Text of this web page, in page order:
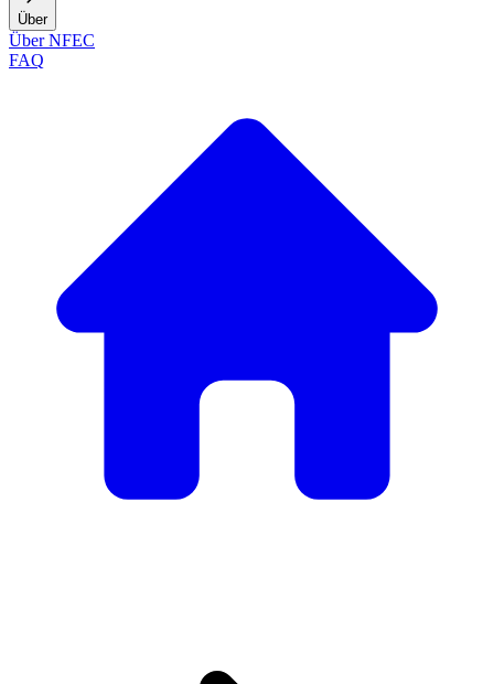
Über
Über NFEC
FAQ